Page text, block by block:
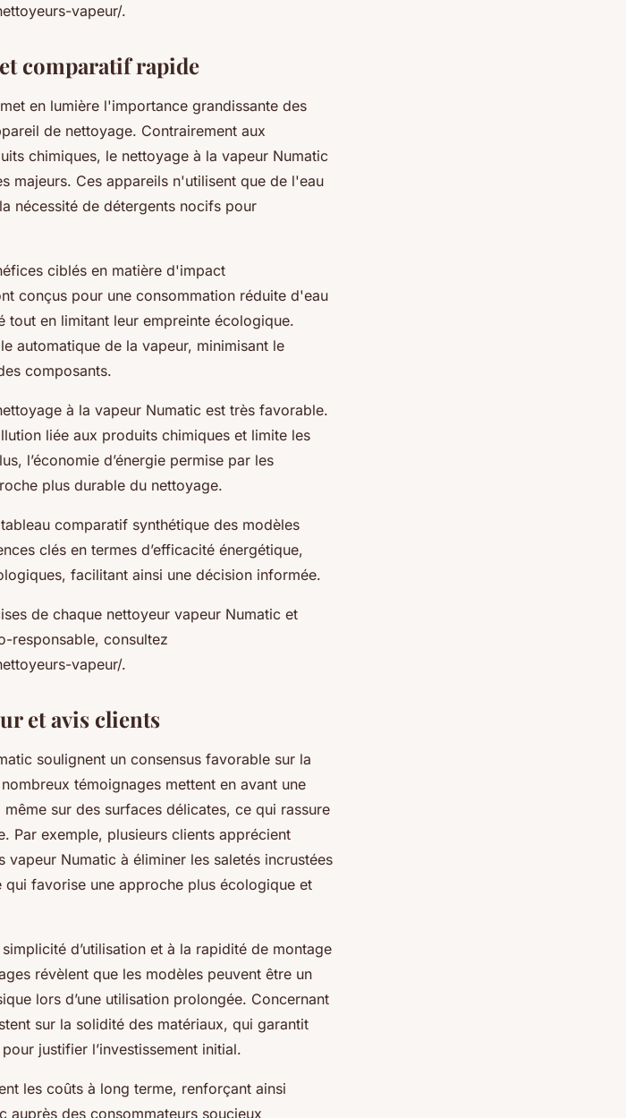
vapeur/.
comparatif rapide
en lumière l'importance grandissante des
de nettoyage. Contrairement aux
chimiques, le nettoyage à la vapeur Numatic
majeurs. Ces appareils n'utilisent que de l'eau
nécessité de détergents nocifs pour
ciblés en matière d'impact
conçus pour une consommation réduite d'eau
en limitant leur empreinte écologique.
automatique de la vapeur, minimisant le
composants.
à la vapeur Numatic est très favorable.
liée aux produits chimiques et limite les
l’économie d’énergie permise par les
plus durable du nettoyage.
comparatif synthétique des modèles
clés en termes d’efficacité énergétique,
facilitant ainsi une décision informée.
de chaque nettoyeur vapeur Numatic et
responsable, consultez
vapeur/.
et avis clients
soulignent un consensus favorable sur la
témoignages mettent en avant une
sur des surfaces délicates, ce qui rassure
Par exemple, plusieurs clients apprécient
Numatic à éliminer les saletés incrustées
favorise une approche plus écologique et
d’utilisation et à la rapidité de montage
révèlent que les modèles peuvent être un
lors d’une utilisation prolongée. Concernant
sur la solidité des matériaux, qui garantit
justifier l’investissement initial.
les coûts à long terme, renforçant ainsi
auprès des consommateurs soucieux